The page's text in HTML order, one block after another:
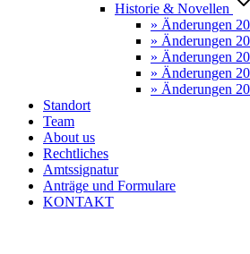
Historie & Novellen
» Änderungen
» Änderungen
» Änderungen
» Änderungen
» Änderungen
Standort
Team
About us
Rechtliches
Amtssignatur
Anträge und Formulare
KONTAKT